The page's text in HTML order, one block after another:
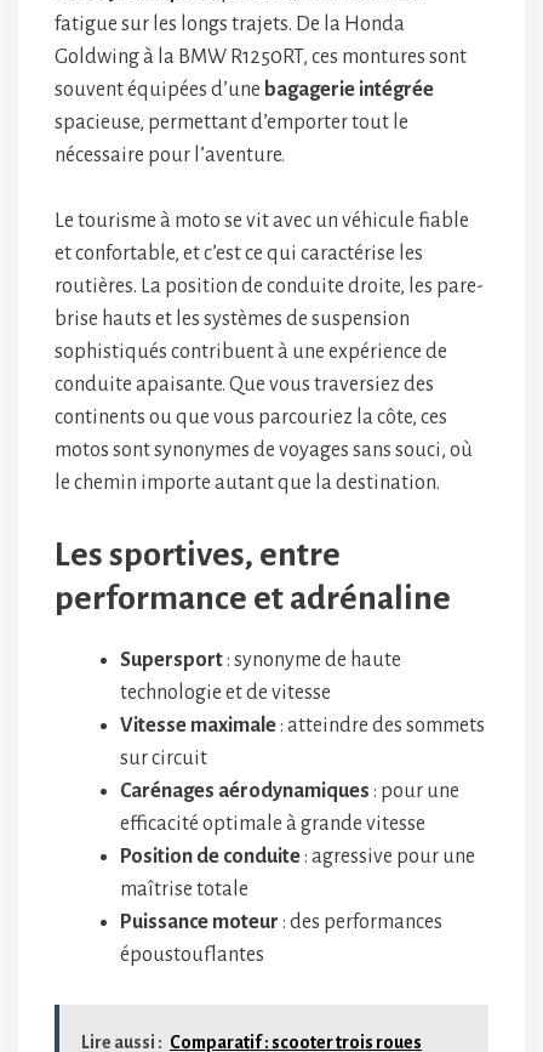
fatigue sur les longs trajets. De la Honda
Goldwing à la BMW R1250RT, ces montures sont
souvent équipées d’une bagagerie intégrée
spacieuse, permettant d’emporter tout le
nécessaire pour l’aventure.
Le tourisme à moto se vit avec un véhicule fiable
et confortable, et c’est ce qui caractérise les
routières. La position de conduite droite, les pare-
brise hauts et les systèmes de suspension
sophistiqués contribuent à une expérience de
conduite apaisante. Que vous traversiez des
continents ou que vous parcouriez la côte, ces
motos sont synonymes de voyages sans souci, où
le chemin importe autant que la destination.
Les sportives, entre
performance et adrénaline
Supersport: synonyme de haute
technologie et de vitesse
Vitesse maximale: atteindre des sommets
sur circuit
Carénages aérodynamiques : pour une
efficacité optimale à grande vitesse
Position de conduite: agressive pour une
maîtrise totale
Puissance moteur : des performances
époustouflantes
Lire aussi : Comparatif : scooter trois roues